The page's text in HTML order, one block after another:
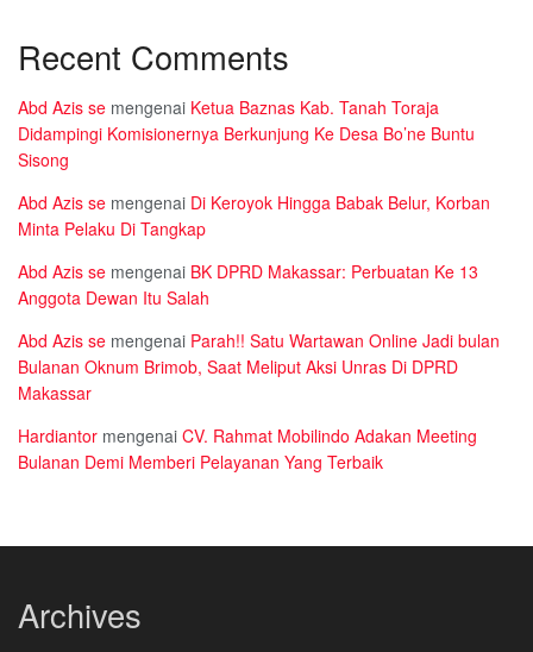
Recent Comments
Abd Azis se mengenai Ketua Baznas Kab. Tanah Toraja
Didampingi Komisionernya Berkunjung Ke Desa Bo’ne Buntu
Sisong
Abd Azis se mengenai Di Keroyok Hingga Babak Belur, Korban
Minta Pelaku Di Tangkap
Abd Azis se mengenai BK DPRD Makassar: Perbuatan Ke 13
Anggota Dewan Itu Salah
Abd Azis se mengenai Parah!! Satu Wartawan Online Jadi bulan
Bulanan Oknum Brimob, Saat Meliput Aksi Unras Di DPRD
Makassar
Hardiantor mengenai CV. Rahmat Mobilindo Adakan Meeting
Bulanan Demi Memberi Pelayanan Yang Terbaik
Archives